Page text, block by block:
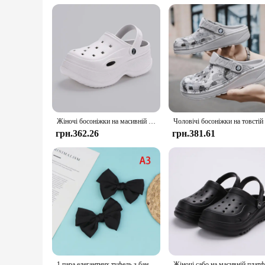
Жіночі босоніжки на масивній платформі, літні нековзкі пляжні тапочки 2024, жіночі товсті босоніжки на танкетці Eva, садове взуття
грн.362.26 грн.381.61